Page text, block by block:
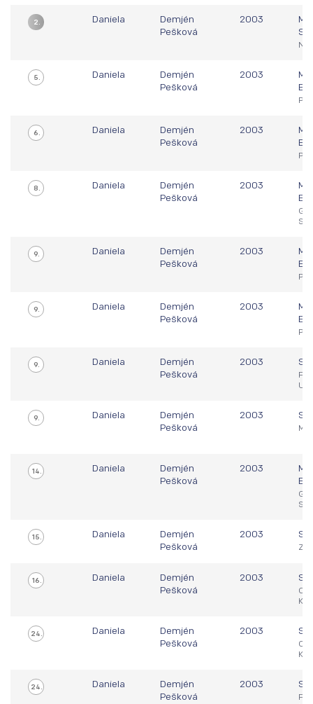
2. Daniela
Demjén
Pešková
2003
5. Daniela
Demjén
Pešková
2003
6. Daniela
Demjén
Pešková
2003
8. Daniela
Demjén
Pešková
2003
9. Daniela
Demjén
Pešková
2003
9. Daniela
Demjén
Pešková
2003
9. Daniela
Demjén
Pešková
2003
9. Daniela
Demjén
Pešková
2003
14. Daniela
Demjén
Pešková
2003
15. Daniela
Demjén
Pešková
2003
16. Daniela
Demjén
Pešková
2003
24. Daniela
Demjén
Pešková
2003
24. Daniela
Demjén
Pešková
2003